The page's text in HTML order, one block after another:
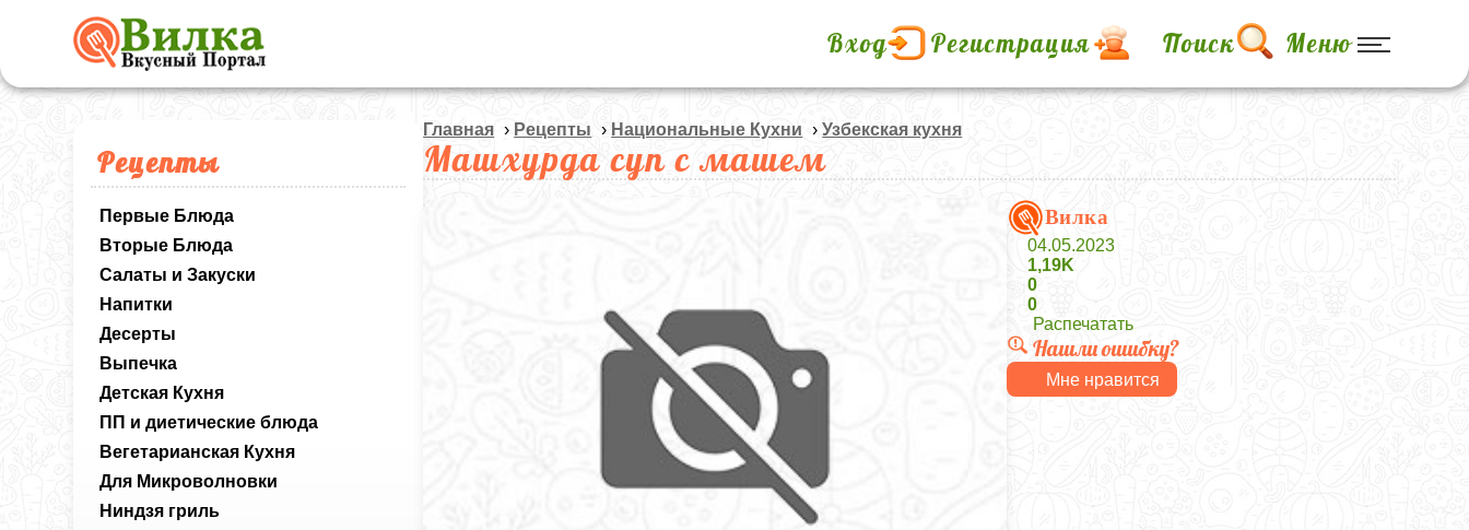
Вход Регистрация Поиск Меню
Рецепты
Первые Блюда
Вторые Блюда
Салаты и Закуски
Напитки
Десерты
Выпечка
Детская Кухня
ПП и диетические блюда
Вегетарианская Кухня
Для Микроволновки
Ниндзя гриль
Главная › Рецепты › Национальные Кухни ›Узбекская кухня
Машхурда суп с машем
Вилка
04.05.2023
1,19K
0
0
Распечатать
Нашли ошибку?
Мне нравится